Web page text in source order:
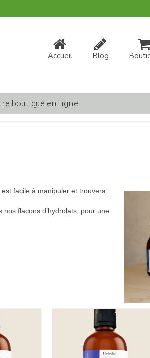
Accueil Blog
boutique en ligne
facile à manipuler et trouvera
flacons d’hydrolats, pour une